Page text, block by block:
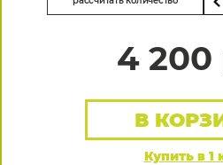
4 200
Купить в 1
В